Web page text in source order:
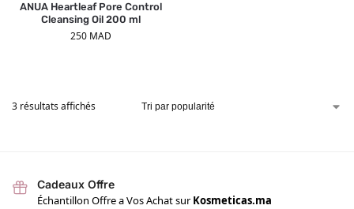
ANUA Heartleaf Pore Control
Cleansing Oil 200 ml
250 MAD
3 résultats affichés
Cadeaux Offre
Échantillon Offre a Vos Achat surKosmeticas.ma